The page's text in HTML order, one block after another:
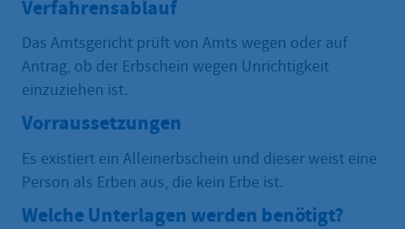
Verfahrensablauf
Das Amtsgericht prüft von Amts wegen oder auf
Antrag, ob der Erbschein wegen Unrichtigkeit
einzuziehen ist.
Vorraussetzungen
Es existiert ein Alleinerbschein und dieser weist eine
Person als Erben aus, die kein Erbe ist.
Welche Unterlagen werden benötigt?